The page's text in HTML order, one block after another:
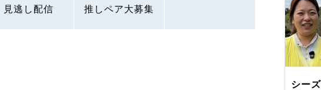
シー
見逃し配信 推しペア大募集